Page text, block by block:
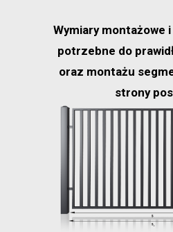
Wymiary montażowe
potrzebne do
oraz montażu
strony